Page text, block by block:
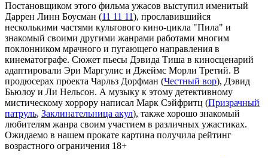
Постановщиком этого фильма ужасов выступил именитый
Даррен Линн Боусман (11 11 11), прославившийся
несколькими частями культового кино-цикла "Пила" и
знакомый своими другими жанрами работами многим
поклонником мрачного и пугающего направления в
кинематографе. Сюжет пьесы Дэвида Тиша в киносценарий
адаптировали Эри Маргулис и Джеймс Морли Третий. В
продюсерах проекта Чарльз Дорфман (Честный вор), Дэвид
Бьюлоу и Ли Нельсон. А музыку к этому детективному
мистическому хоррору написал Марк Сэйфритц (Призрачный
патруль, Заклинательница акул), также хорошо знакомый
любителям жанра своим участием в различных ужастиках.
Ожидаемо в нашем прокате картина получила рейтинг
возрастного ограничения 18+